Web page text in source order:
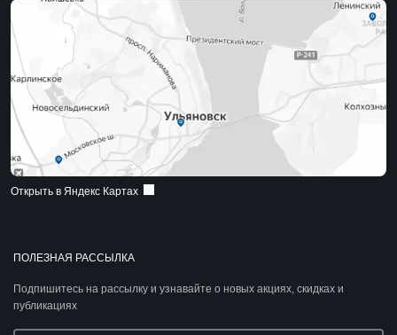
ПОЛЕЗНАЯ РАССЫЛКА
Подпишитесь на рассылку и узнавайте о новых акциях, скидках и
публикациях
Открыть в Яндекс Картах